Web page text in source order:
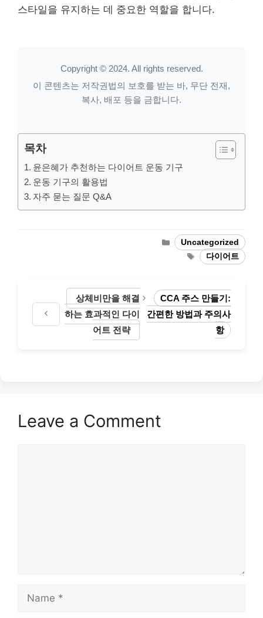
스타일을 유지하는 데 중요한 역할을 합니다.
Copyright © 2024. All rights reserved.
이 콘텐츠는 저작권법의 보호를 받는 바, 무단 전재,
복사, 배포 등을 금합니다.
목차
윤은혜가 추천하는 다이어트 운동 기구
운동 기구의 활용법
자주 묻는 질문 Q&A
Categories
Uncategorized
Tags다이어트
상체비만을 해결
하는 효과적인 다이
어트 전략
CCA 주스 만들기:
간편한 방법과 주의사
항
Leave a Comment
Name